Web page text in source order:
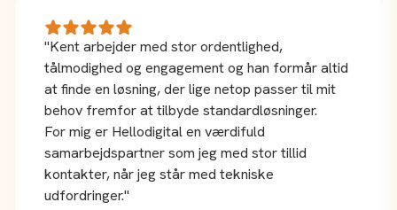
"Kent arbejder med stor ordentlighed,
tålmodighed og engagement og han formår altid
at finde en løsning, der lige netop passer til mit
behov fremfor at tilbyde standardløsninger.
For mig er Hellodigital en værdifuld
samarbejdspartner som jeg med stor tillid
kontakter, når jeg står med tekniske
udfordringer."